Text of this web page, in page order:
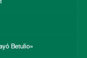
Betulio»